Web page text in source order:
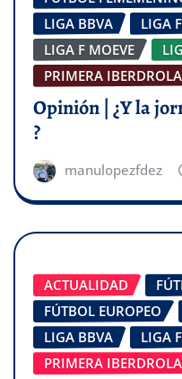
LIGA BBVA
LIGA F
LIGA F MOEVE
PRIMERA IBERDROLA
Opinión | ¿Y la
?
manulopezfdez
ACTUALIDAD
FÚTBOL EUROPEO
LIGA BBVA
LIGA F
PRIMERA IBERDROLA